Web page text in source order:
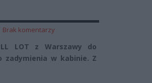
Brak komentarzy
LOT z Warszawy do
zadymienia w kabinie. Z